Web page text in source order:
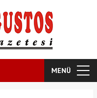
MENÜ